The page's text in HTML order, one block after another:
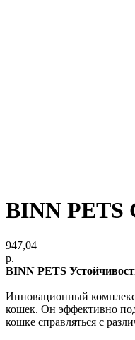
BINN PETS
947,04
р.
BINN PETS
Инновационный комплекс
кошек. Он эффективно
кошке справляться с